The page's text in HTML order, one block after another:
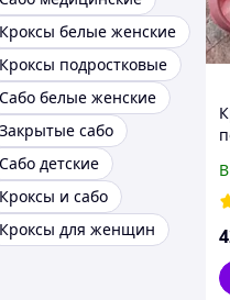
Кроксы белые женские
Кроксы подростковые
Сабо белые женские
Закрытые сабо
Сабо детские
Кроксы и сабо
Кроксы для женщин